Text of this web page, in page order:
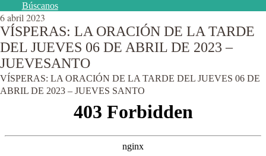
Búscanos
6 abril 2023
VÍSPERAS: LA ORACIÓN DE LA TARDE
DEL JUEVES 06 DE ABRIL DE 2023 –
JUEVESANTO
VÍSPERAS: LA ORACIÓN DE LA TARDE DEL JUEVES 06 DE
ABRIL DE 2023 – JUEVES SANTO